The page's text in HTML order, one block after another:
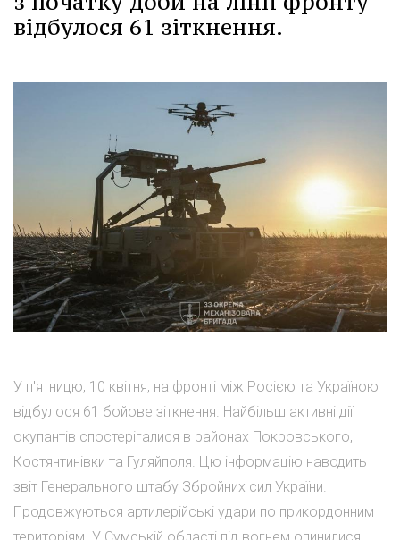
відбулося 61 зіткнення.
У п'ятницю, 10 квітня, на фронті між Росією та Україною
відбулося 61 бойове зіткнення. Найбільш активні дії
окупантів спостерігалися в районах Покровського,
Костянтинівки та Гуляйполя. Цю інформацію наводить
звіт Генерального штабу Збройних сил України.
Продовжуються артилерійські удари по прикордонним